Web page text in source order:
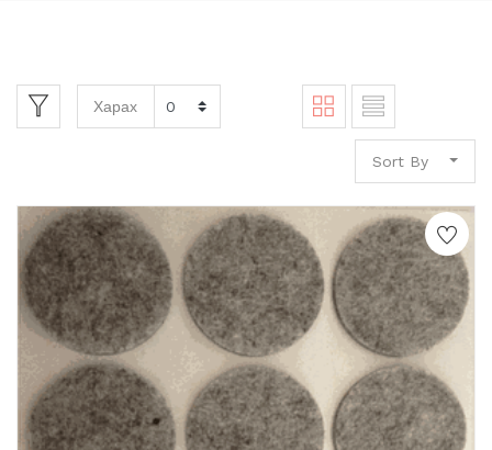
Харах
Sort By